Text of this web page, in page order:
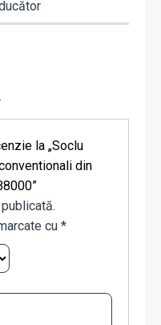
la „Soclu
din
cu *